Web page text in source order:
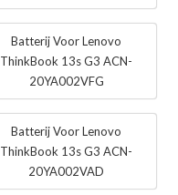
Batterij Voor Lenovo
ThinkBook 13s G3 ACN-
20YA002VFG
Batterij Voor Lenovo
ThinkBook 13s G3 ACN-
20YA002VAD